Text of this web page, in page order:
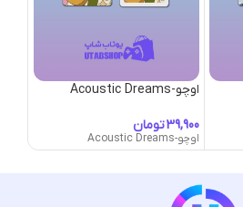
اوچو-Acoustic Dreams
تومان
اوچو-Acoustic Dreams